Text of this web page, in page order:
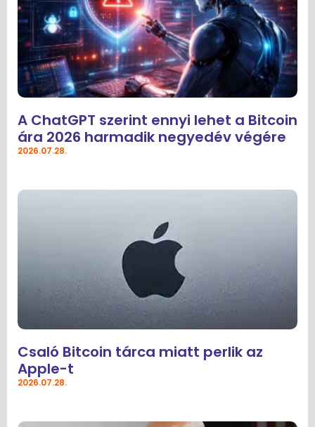
A ChatGPT szerint ennyi lehet a Bitcoin
ára 2026 harmadik negyedév végére
2026.07.28.
Csaló Bitcoin tárca miatt perlik az
Apple-t
2026.07.28.